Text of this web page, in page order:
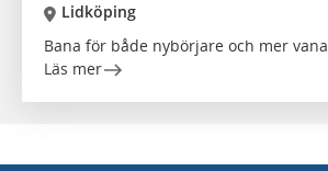
Lidköping
Bana för både nybörjare och mer vana
Läs mer